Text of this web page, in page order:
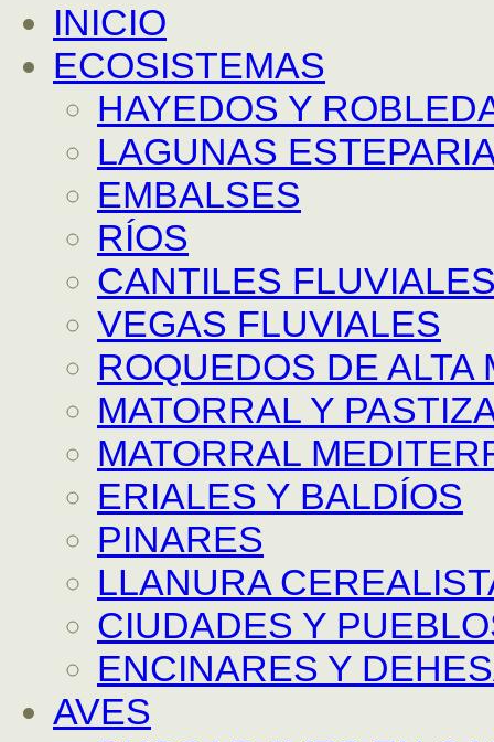
INICIO
ECOSISTEMAS
HAYEDOS Y
LAGUNAS
EMBALSES
RÍOS
CANTILES
VEGAS FLUVIALES
ROQUEDOS DE ALTA
MATORRAL Y
MATORRAL
ERIALES Y BALDÍOS
PINARES
LLANURA
CIUDADES Y
ENCINARES Y
AVES